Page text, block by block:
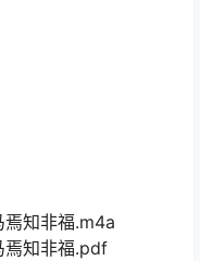
焉知非福.m4a
焉知非福.pdf